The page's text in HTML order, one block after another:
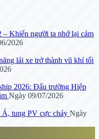
Khiến người ta nhớ lại cảm
2026
lái xe trở thành vũ khí tối
2026: Đấu trường Hiệp
Ngày 09/07/2026
tung PV cực cháy Ngày